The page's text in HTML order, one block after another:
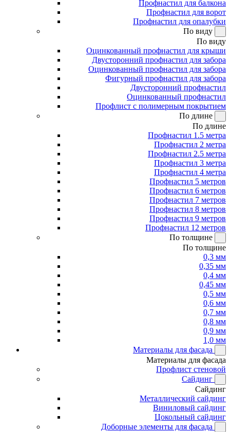
Профнастил для балкона
Профнастил для ворот
Профнастил для опалубки
По виду
По виду
Оцинкованный профнастил для крыши
Двусторонний профнастил для забора
Оцинкованный профнастил для забора
Фигурный профнастил для забора
Двусторонний профнастил
Оцинкованный профнастил
Профлист с полимерным покрытием
По длине
По длине
Профнастил 1.5 метра
Профнастил 2 метра
Профнастил 2.5 метра
Профнастил 3 метра
Профнастил 4 метра
Профнастил 5 метров
Профнастил 6 метров
Профнастил 7 метров
Профнастил 8 метров
Профнастил 9 метров
Профнастил 12 метров
По толщине
По толщине
0,3 мм
0,35 мм
0,4 мм
0,45 мм
0,5 мм
0,6 мм
0,7 мм
0,8 мм
0,9 мм
1,0 мм
Материалы для фасада
Материалы для фасада
Профлист стеновой
Сайдинг
Сайдинг
Металлический сайдинг
Виниловый сайдинг
Цокольный сайдинг
Доборные элементы для фасада